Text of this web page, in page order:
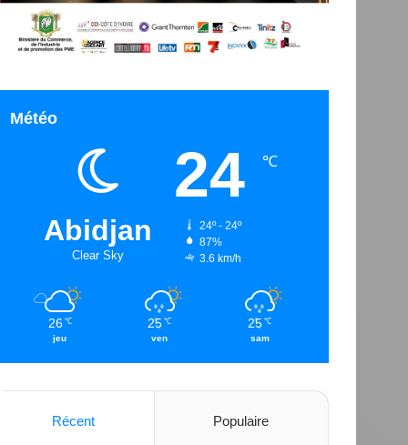
Météo
Abidjan
Clear Sky
24 ℃
24º - 24º
87%
3.6 km/h
26 ℃
jeu
25 ℃
ven
25 ℃
sam
Récent Populaire